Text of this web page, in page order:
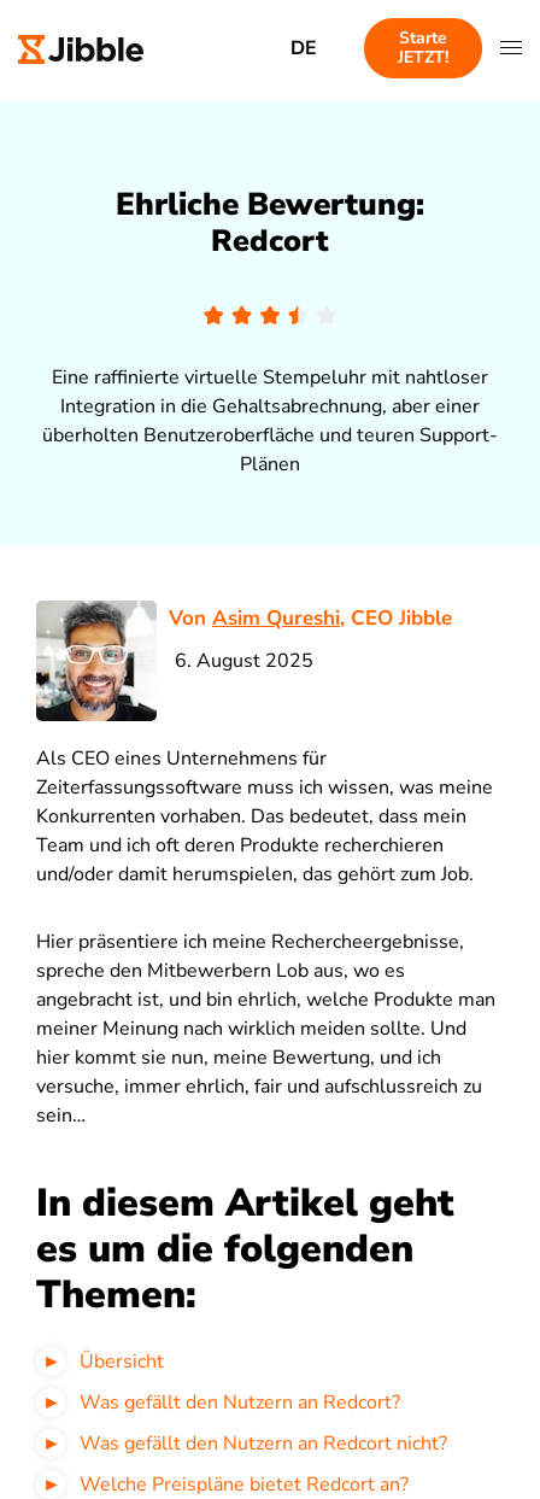
DE
Starte
JETZT!
Ehrliche Bewertung:
Redcort
Eine raffinierte virtuelle Stempeluhr mit nahtloser
Integration in die Gehaltsabrechnung, aber einer
überholten Benutzeroberfläche und teuren Support-
Plänen
Von Asim Qureshi, CEO Jibble
6. August 2025
Als CEO eines Unternehmens für
Zeiterfassungssoftware muss ich wissen, was meine
Konkurrenten vorhaben. Das bedeutet, dass mein
Team und ich oft deren Produkte recherchieren
und/oder damit herumspielen, das gehört zum Job.
Hier präsentiere ich meine Rechercheergebnisse,
spreche den Mitbewerbern Lob aus, wo es
angebracht ist, und bin ehrlich, welche Produkte man
meiner Meinung nach wirklich meiden sollte. Und
hier kommt sie nun, meine Bewertung, und ich
versuche, immer ehrlich, fair und aufschlussreich zu
sein…
In diesem Artikel geht
es um die folgenden
Themen:
Übersicht
Was gefällt den Nutzern an Redcort?
Was gefällt den Nutzern an Redcort nicht?
Welche Preispläne bietet Redcort an?